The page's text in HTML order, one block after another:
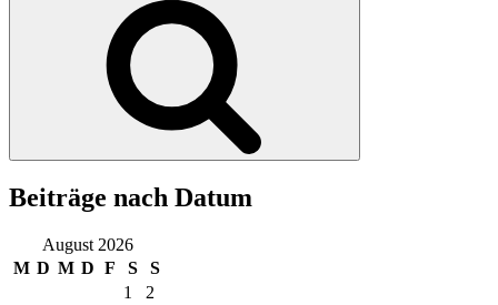
Beiträge nach Datum
August 2026
M D M D F S
S
1
2